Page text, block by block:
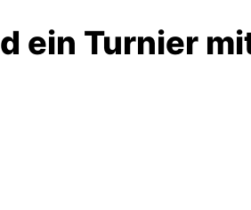
ein Turnier